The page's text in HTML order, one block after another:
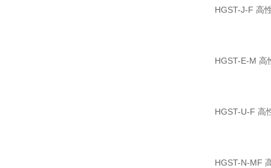
HGST-J-F 高
HGST-E-M 高
HGST-U-F 高
HGST-N-MF